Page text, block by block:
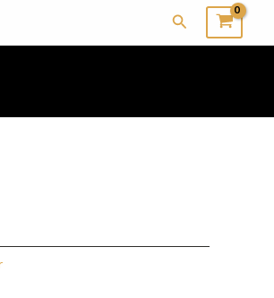
Paieška